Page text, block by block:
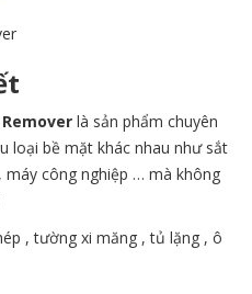
là sản phẩm chuyên
loại bề mặt khác nhau như sắt
công nghiệp … mà không
, tường xi măng , tủ lặng , ô